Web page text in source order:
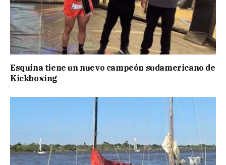
Esquina tiene un nuevo campeón sudamericano de
Kickboxing